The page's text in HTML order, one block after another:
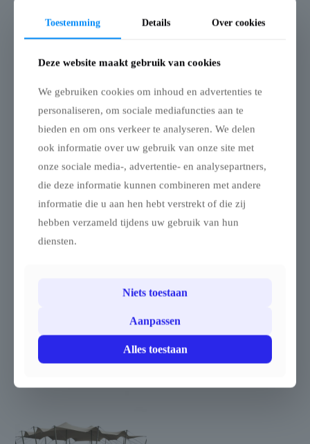
Dankzij het elastische doek
en de verplaatsbare palen
aluminium of duurzaam
van een uiterst flexibele
Bij mooi weer open je alle
enkele af en bij regen kan
je de tent bijna volledig
Zelfs tijdens gebruik kan je
eenvoudig palen of
doorgangen verplaatsen
zonder de tent af te breken.
coated stretchtent van 8.5 x
Dankzij het elastische doek
(apart verkrijgbaar in
aluminium of duurzaam
eucalyptushout) geniet je
van een uiterst flexibele
opstelling.
Bij mooi weer open je alle
zijden, bij wind sluit je er
maak je de tent bijna
volledig dicht. De
stretchtent past zich
aanpassen.
€
Toestemming Details Over cookies
Deze website maakt gebruik van cookies
We gebruiken cookies om inhoud en advertenties te
personaliseren, om sociale mediafuncties aan te
bieden en om ons verkeer te analyseren. We delen
ook informatie over uw gebruik van onze site met
onze sociale media-, advertentie- en analysepartners,
die deze informatie kunnen combineren met andere
informatie die u aan hen hebt verstrekt of die zij
hebben verzameld tijdens uw gebruik van hun
diensten.
Niets toestaan
Aanpassen
Alles toestaan